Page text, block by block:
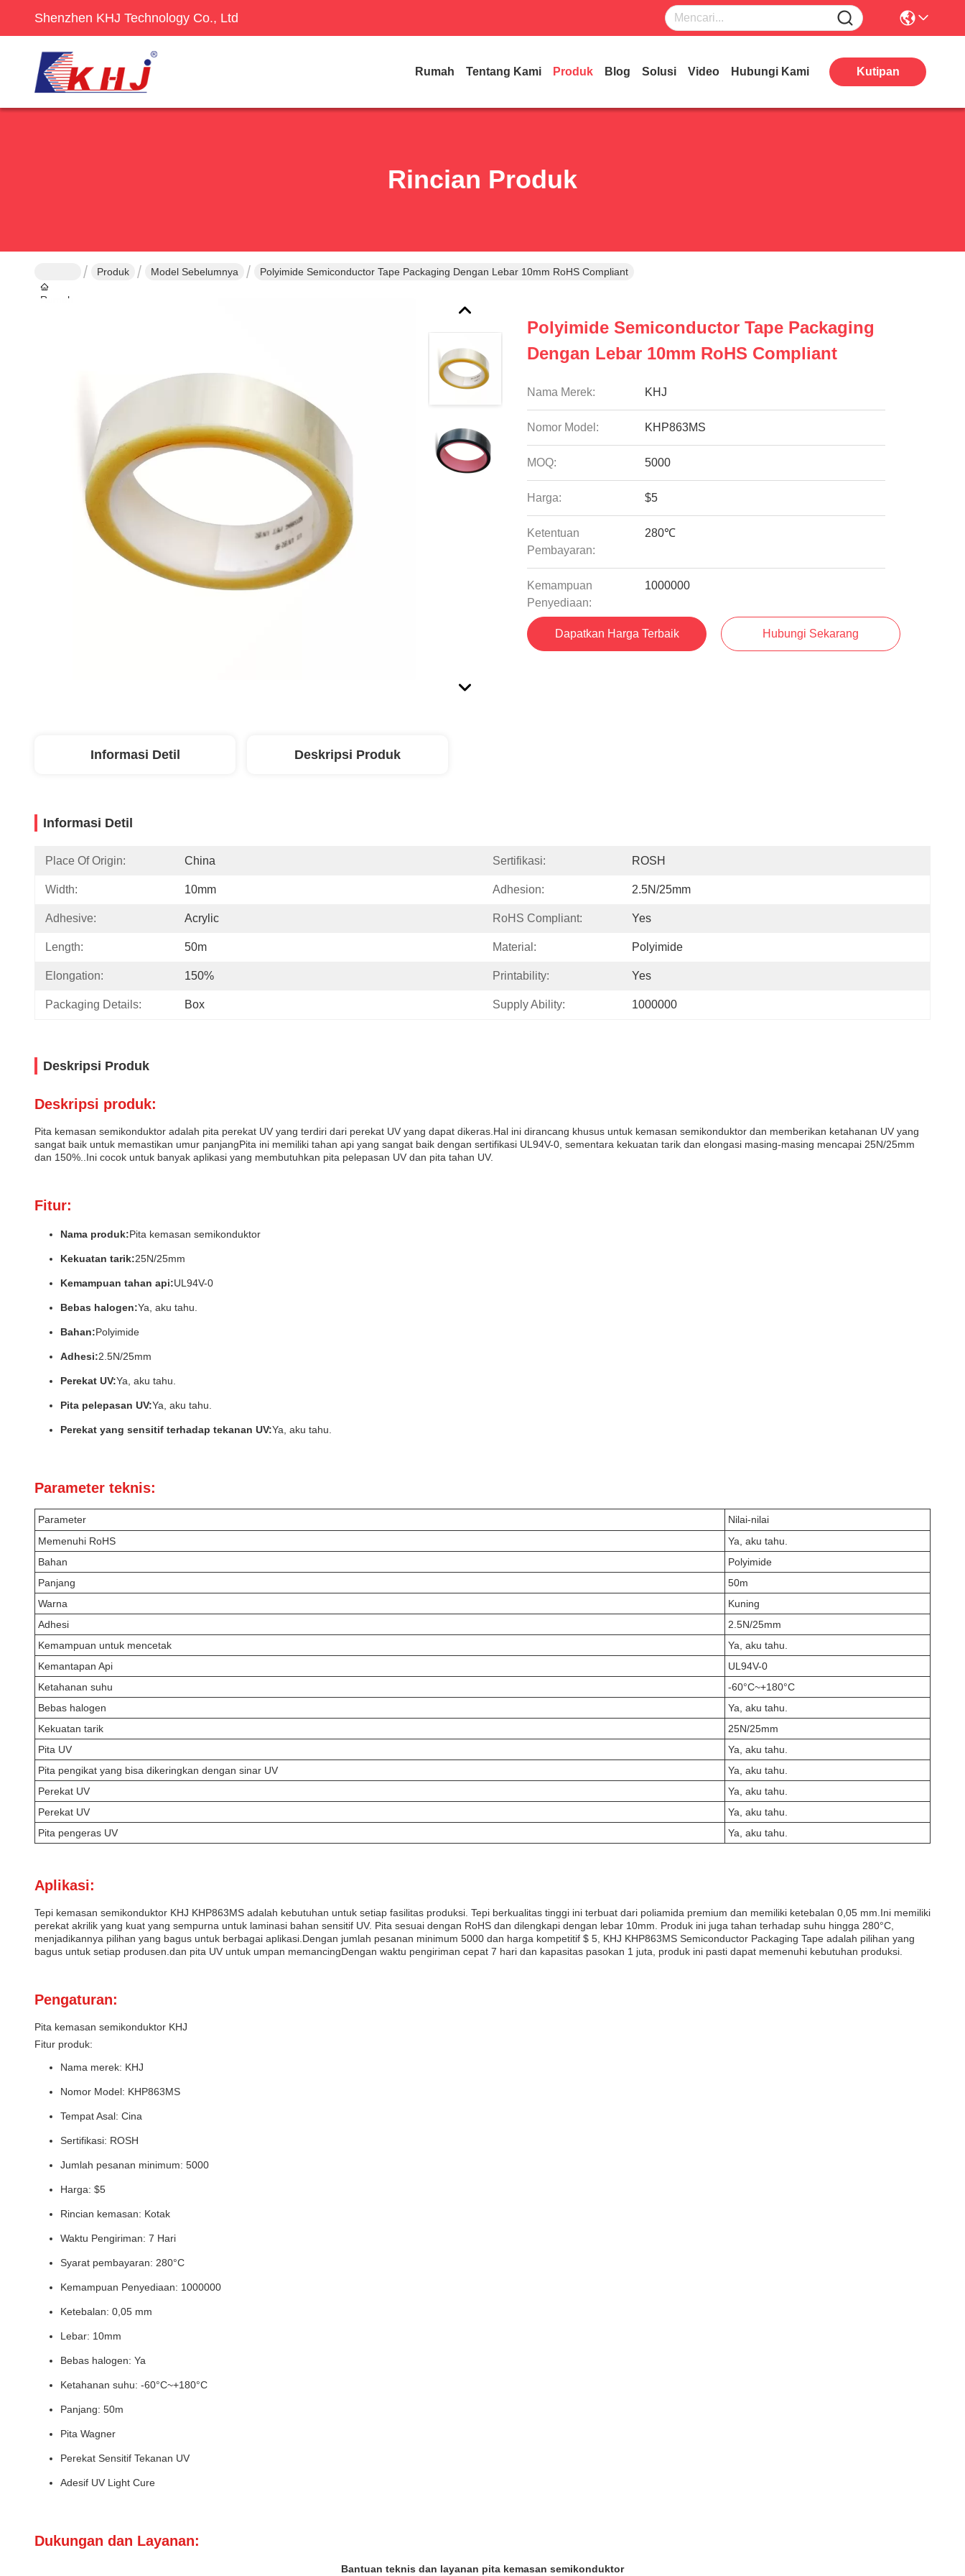
Shenzhen KHJ Technology Co., Ltd
Rumah Tentang Kami Produk Blog Solusi Video Hubungi Kami Kutipan
Rincian Produk
Rumah
Produk Model Sebelumnya Polyimide Semiconductor Tape Packaging Dengan Lebar 10mm RoHS Compliant
Polyimide Semiconductor Tape Packaging
Dengan Lebar 10mm RoHS Compliant
Nama Merek: KHJ
Nomor Model: KHP863MS
MOQ: 5000
Harga: $5
Ketentuan
Pembayaran:
280℃
Kemampuan
Penyediaan:
1000000
Dapatkan Harga Terbaik Hubungi Sekarang
Informasi Detil Deskripsi Produk
Informasi Detil
Place Of Origin: China Sertifikasi: ROSH
Width: 10mm Adhesion: 2.5N/25mm
Adhesive: Acrylic RoHS Compliant: Yes
Length: 50m Material: Polyimide
Elongation: 150% Printability: Yes
Packaging Details: Box Supply Ability: 1000000
Deskripsi Produk
Deskripsi produk:
Pita kemasan semikonduktor adalah pita perekat UV yang terdiri dari perekat UV yang dapat dikeras.Hal ini dirancang khusus untuk kemasan semikonduktor dan memberikan ketahanan UV yang
sangat baik untuk memastikan umur panjangPita ini memiliki tahan api yang sangat baik dengan sertifikasi UL94V-0, sementara kekuatan tarik dan elongasi masing-masing mencapai 25N/25mm
dan 150%..Ini cocok untuk banyak aplikasi yang membutuhkan pita pelepasan UV dan pita tahan UV.
Fitur:
Nama produk:Pita kemasan semikonduktor
Kekuatan tarik:25N/25mm
Kemampuan tahan api:UL94V-0
Bebas halogen:Ya, aku tahu.
Bahan:Polyimide
Adhesi:2.5N/25mm
Perekat UV:Ya, aku tahu.
Pita pelepasan UV:Ya, aku tahu.
Perekat yang sensitif terhadap tekanan UV:Ya, aku tahu.
Parameter teknis:
Parameter
Nilai-nilai
Memenuhi RoHS
Ya, aku tahu.
Bahan
Polyimide
Panjang
50m
Warna
Kuning
Adhesi
2.5N/25mm
Kemampuan untuk mencetak
Ya, aku tahu.
Kemantapan Api
UL94V-0
Ketahanan suhu
-60°C~+180°C
Bebas halogen
Ya, aku tahu.
Kekuatan tarik
25N/25mm
Pita UV
Ya, aku tahu.
Pita pengikat yang bisa dikeringkan dengan sinar UV
Ya, aku tahu.
Perekat UV
Ya, aku tahu.
Perekat UV
Ya, aku tahu.
Pita pengeras UV
Ya, aku tahu.
Aplikasi:
Tepi kemasan semikonduktor KHJ KHP863MS adalah kebutuhan untuk setiap fasilitas produksi. Tepi berkualitas tinggi ini terbuat dari poliamida premium dan memiliki ketebalan 0,05 mm.Ini memiliki
perekat akrilik yang kuat yang sempurna untuk laminasi bahan sensitif UV. Pita sesuai dengan RoHS dan dilengkapi dengan lebar 10mm. Produk ini juga tahan terhadap suhu hingga 280°C,
menjadikannya pilihan yang bagus untuk berbagai aplikasi.Dengan jumlah pesanan minimum 5000 dan harga kompetitif $ 5, KHJ KHP863MS Semiconductor Packaging Tape adalah pilihan yang
bagus untuk setiap produsen.dan pita UV untuk umpan memancingDengan waktu pengiriman cepat 7 hari dan kapasitas pasokan 1 juta, produk ini pasti dapat memenuhi kebutuhan produksi.
Pengaturan:
Pita kemasan semikonduktor KHJ
Fitur produk:
Nama merek: KHJ
Nomor Model: KHP863MS
Tempat Asal: Cina
Sertifikasi: ROSH
Jumlah pesanan minimum: 5000
Harga: $5
Rincian kemasan: Kotak
Waktu Pengiriman: 7 Hari
Syarat pembayaran: 280°C
Kemampuan Penyediaan: 1000000
Ketebalan: 0,05 mm
Lebar: 10mm
Bebas halogen: Ya
Ketahanan suhu: -60°C~+180°C
Panjang: 50m
Pita Wagner
Perekat Sensitif Tekanan UV
Adesif UV Light Cure
Dukungan dan Layanan:
Bantuan teknis dan layanan pita kemasan semikonduktor